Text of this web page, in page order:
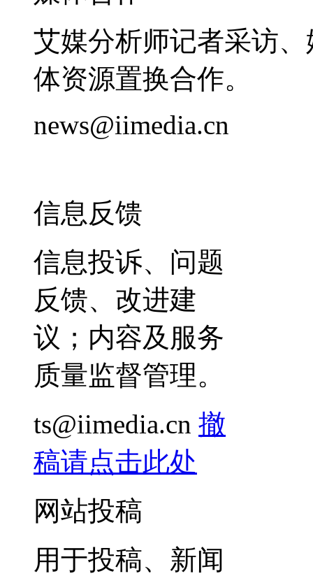
艾媒分析师记者采访
体资源置换合作。
news@iimedia.cn
信息反馈
信息投诉、问题
反馈、改进建
议；内容及服务
质量监督管理。
ts@iimedia.cn 撤
稿请点击此处
网站投稿
用于投稿、新闻